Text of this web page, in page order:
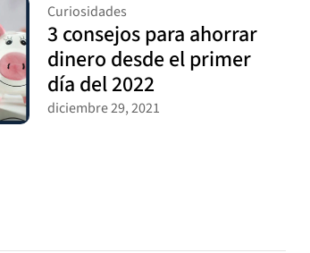
Curiosidades
3 consejos para ahorrar
dinero desde el primer
día del 2022
diciembre 29, 2021